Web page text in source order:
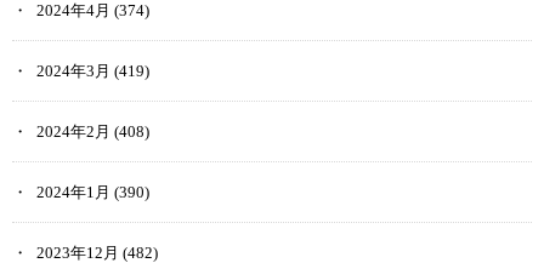
2024年4月 (374)
2024年3月 (419)
2024年2月 (408)
2024年1月 (390)
2023年12月 (482)